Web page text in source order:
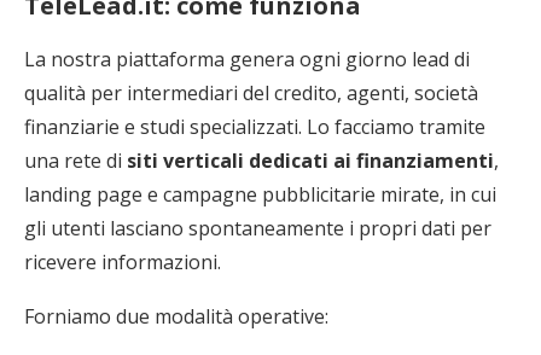
La nostra piattaforma genera ogni giorno lead di
qualità per intermediari del credito, agenti, società
finanziarie e studi specializzati. Lo facciamo tramite
una rete di siti verticali dedicati ai finanziamenti,
landing page e campagne pubblicitarie mirate, in cui
gli utenti lasciano spontaneamente i propri dati per
ricevere informazioni.
Forniamo due modalità operative: